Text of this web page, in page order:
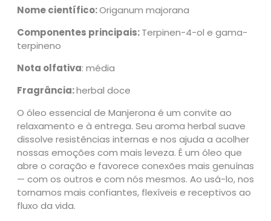
M
a
o
n
a
5
m
l
–
B
Nome científico:Origanum majorana
Componentes principais:Terpinen-4-ol e gama-
terpineno
Nota olfativa: média
Fragrância:herbal doce
O óleo essencial de Manjerona é um convite ao
relaxamento e à entrega. Seu aroma herbal suave
dissolve resistências internas e nos ajuda a acolher
nossas emoções com mais leveza. É um óleo que
abre o coração e favorece conexões mais genuínas
— com os outros e com nós mesmos. Ao usá-lo, nos
tornamos mais confiantes, flexíveis e receptivos ao
fluxo da vida.